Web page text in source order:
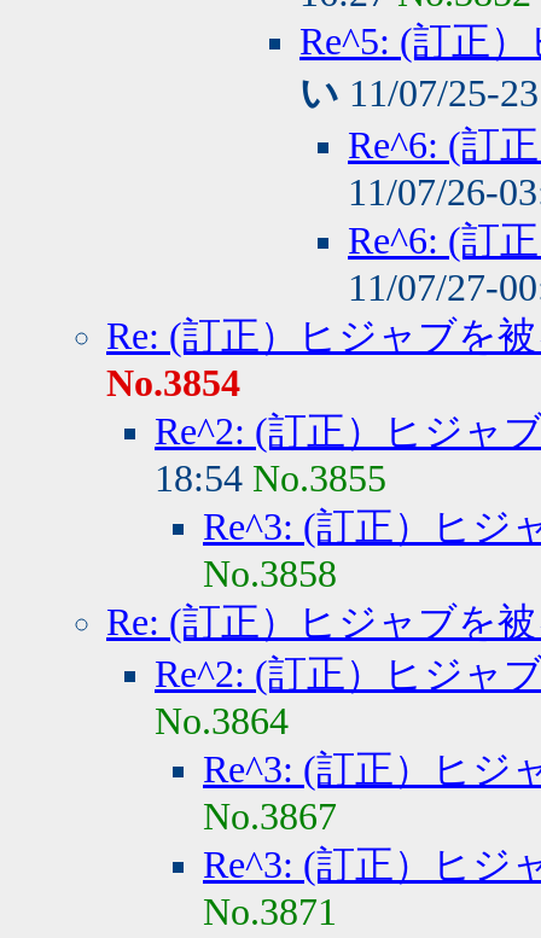
Re^5: (訂正
い 11/07/25-
Re^6: (訂
11/07/26-
Re^6: (訂
11/07/27-
Re: (訂正）ヒジャブを
No.3854
Re^2: (訂正）ヒジャ
18:54 No.3855
Re^3: (訂正）ヒジ
No.3858
Re: (訂正）ヒジャブを
Re^2: (訂正）ヒジャ
No.3864
Re^3: (訂正）ヒジ
No.3867
Re^3: (訂正）ヒジ
No.3871